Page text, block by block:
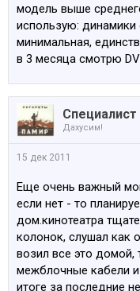
модель выше
использую: динамики
минимальная,
в 3 месяца смотрю
Специалист
Дахусим!
15 дек 2011
Еще очень важный
если нет - то
дом.кинотеатра
колонок, слушал как
возил все это
межблочные кабели
итоге за последние